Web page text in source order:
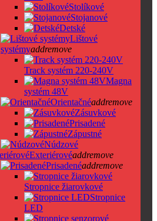
Stolíkové
Stojanové
Detské
Lištové
systémyaddremove
Track systém 220-240V
Magna
systém 48V
Orientačnéaddremove
Zásuvkové
Prisadené
Zápustné
Núdzové
Exteriérovéaddremove
Prisadenéaddremove
Stropnice žiarovkové
Stropnice
LED